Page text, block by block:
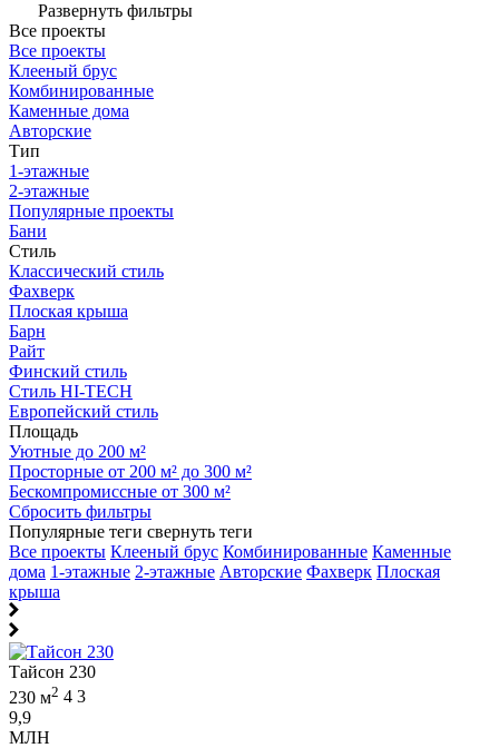
Развернуть фильтры
Все проекты
Все проекты
Клееный брус
Комбинированные
Каменные дома
Авторские
Тип
1-этажные
2-этажные
Популярные проекты
Бани
Стиль
Классический стиль
Фахверк
Плоская крыша
Барн
Райт
Финский стиль
Стиль HI-TECH
Европейский стиль
Площадь
Уютные до 200 м²
Просторные от 200 м² до 300 м²
Бескомпромиссные от 300 м²
Сбросить фильтры
Популярные теги свернуть теги
Все проекты Клееный брус Комбинированные Каменные
дома 1-этажные 2-этажные Авторские Фахверк Плоская
крыша
Тайсон 230
230 м2 4 3
9,9
МЛН